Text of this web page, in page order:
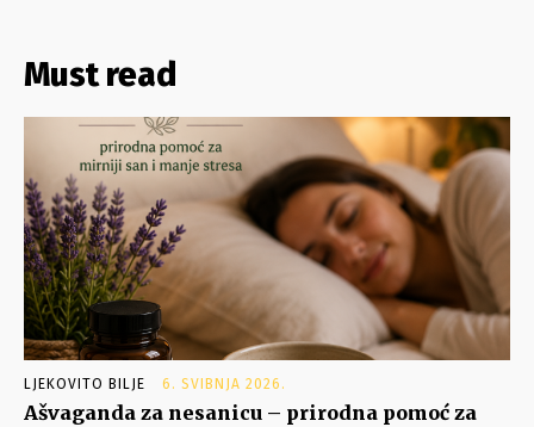
Must read
LJEKOVITO BILJE 6. SVIBNJA 2026.
Ašvaganda za nesanicu – prirodna pomoć za